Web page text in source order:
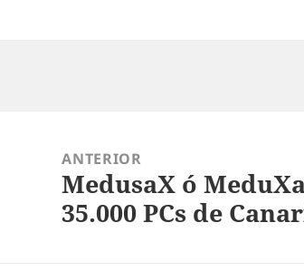
entradas
ANTERIOR
Entrada
anterior:
MedusaX ó
35.000 PCs de